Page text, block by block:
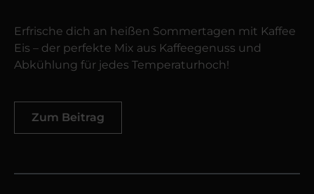
Erfrische dich an heißen Sommertagen mit Kaffee
Eis – der perfekte Mix aus Kaffeegenuss und
Abkühlung für jedes Temperaturhoch!
Zum Beitrag